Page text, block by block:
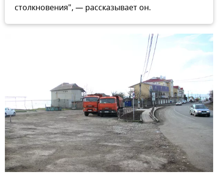
столкновения", — рассказывает он.